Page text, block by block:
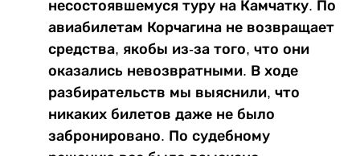
несостоявшемуся туру на Камчатку. По
авиабилетам Корчагина не возвращает
средства, якобы из-за того, что они
оказались невозвратными. В ходе
разбирательств мы выяснили, что
никаких билетов даже не было
забронировано. По судебному